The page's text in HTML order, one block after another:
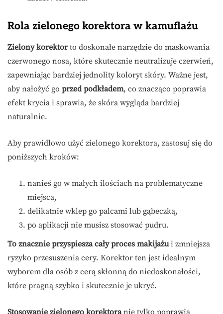
Rola zielonego korektora w kamuflażu
Zielony korektorto doskonałe narzędzie do maskowania
czerwonego nosa, które skutecznie neutralizuje czerwień,
zapewniając bardziej jednolity koloryt skóry. Ważne jest,
aby nałożyć go przed podkładem, co znacząco poprawia
efekt krycia i sprawia, że skóra wygląda bardziej
naturalnie.
Aby prawidłowo użyć zielonego korektora, zastosuj się do
poniższych kroków:
nanieś go w małych ilościach na problematyczne
miejsca,
delikatnie wklep go palcami lub gąbeczką,
po aplikacji nie musisz stosować pudru.
To znacznie przyspiesza cały proces makijażui zmniejsza
ryzyko przesuszenia cery. Korektor ten jest idealnym
wyborem dla osób z cerą skłonną do niedoskonałości,
które pragną szybko i skutecznie je ukryć.